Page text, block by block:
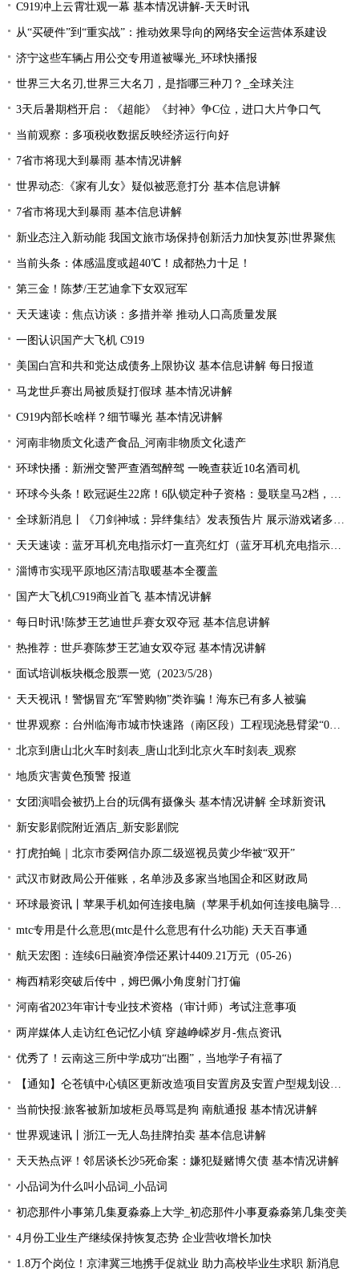
C919冲上云霄壮观一幕 基本情况讲解-天天时讯
从“买硬件”到“重实战”：推动效果导向的网络安全运营体系建设
济宁这些车辆占用公交专用道被曝光_环球快播报
世界三大名刃,世界三大名刀，是指哪三种刀？_全球关注
3天后暑期档开启：《超能》《封神》争C位，进口大片争口气
当前观察：多项税收数据反映经济运行向好
7省市将现大到暴雨 基本情况讲解
世界动态:《家有儿女》疑似被恶意打分 基本信息讲解
7省市将现大到暴雨 基本信息讲解
新业态注入新动能 我国文旅市场保持创新活力加快复苏|世界聚焦
当前头条：体感温度或超40℃！成都热力十足！
第三金！陈梦/王艺迪拿下女双冠军
天天速读：焦点访谈：多措并举 推动人口高质量发展
一图认识国产大飞机 C919
美国白宫和共和党达成债务上限协议 基本信息讲解 每日报道
马龙世乒赛出局被质疑打假球 基本情况讲解
C919内部长啥样？细节曝光 基本情况讲解
河南非物质文化遗产食品_河南非物质文化遗产
环球快播：新洲交警严查酒驾醉驾 一晚查获近10名酒司机
环球今头条！欧冠诞生22席！6队锁定种子资格：曼联皇马2档，酝酿死亡之组
全球新消息丨《刀剑神域：异绊集结》发表预告片 展示游戏诸多玩法
天天速读：蓝牙耳机充电指示灯一直亮红灯（蓝牙耳机充电指示灯）
淄博市实现平原地区清洁取暖基本全覆盖
国产大飞机C919商业首飞 基本情况讲解
每日时讯!陈梦王艺迪世乒赛女双夺冠 基本信息讲解
热推荐：世乒赛陈梦王艺迪女双夺冠 基本情况讲解
面试培训板块概念股票一览（2023/5/28）
天天视讯！警惕冒充“军警购物”类诈骗！海东已有多人被骗
世界观察：台州临海市城市快速路（南区段）工程现浇悬臂梁“0号块”顺利浇筑
北京到唐山北火车时刻表_唐山北到北京火车时刻表_观察
地质灾害黄色预警 报道
女团演唱会被扔上台的玩偶有摄像头 基本情况讲解 全球新资讯
新安影剧院附近酒店_新安影剧院
打虎拍蝇｜北京市委网信办原二级巡视员黄少华被“双开”
武汉市财政局公开催账，名单涉及多家当地国企和区财政局
环球最资讯丨苹果手机如何连接电脑（苹果手机如何连接电脑导出照片）
mtc专用是什么意思(mtc是什么意思有什么功能) 天天百事通
航天宏图：连续6日融资净偿还累计4409.21万元（05-26）
梅西精彩突破后传中，姆巴佩小角度射门打偏
河南省2023年审计专业技术资格（审计师）考试注意事项
两岸媒体人走访红色记忆小镇 穿越峥嵘岁月-焦点资讯
优秀了！云南这三所中学成功“出圈”，当地学子有福了
【通知】仑苍镇中心镇区更新改造项目安置房及安置户型规划设计征求意见... 天天快资讯
当前快报:旅客被新加坡柜员辱骂是狗 南航通报 基本情况讲解
世界观速讯丨浙江一无人岛挂牌拍卖 基本信息讲解
天天热点评！邻居谈长沙5死命案：嫌犯疑赌博欠债 基本情况讲解
小品词为什么叫小品词_小品词
初恋那件小事第几集夏淼淼上大学_初恋那件小事夏淼淼第几集变美
4月份工业生产继续保持恢复态势 企业营收增长加快
1.8万个岗位！京津冀三地携手促就业 助力高校毕业生求职 新消息